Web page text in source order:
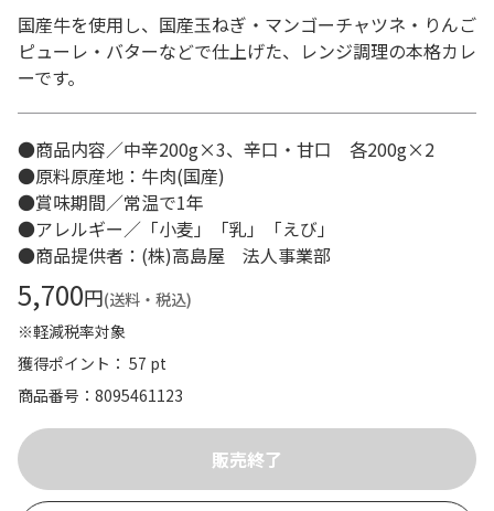
国産牛を使用し、国産玉ねぎ・マンゴーチャツネ・りんご
ピューレ・バターなどで仕上げた、レンジ調理の本格カレ
ーです。
●商品内容／中辛200g×3、辛口・甘口 各200g×2
●原料原産地：牛肉(国産)
●賞味期間／常温で1年
●アレルギー／「小麦」「乳」「えび」
●商品提供者：(株)高島屋 法人事業部
5,700円(送料・税込)
※軽減税率対象
獲得ポイント： 57 pt
商品番号
8095461123